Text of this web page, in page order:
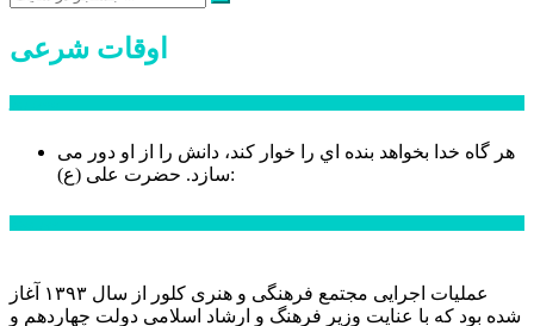
اوقات شرعی
هر گاه خدا بخواهد بنده اي را خوار كند، دانش را از او دور می
سازد.حضرت علی (ع):
عملیات اجرایی مجتمع فرهنگی و هنری کلور از سال ۱۳۹۳ آغاز
شده بود که با عنایت وزیر فرهنگ و ارشاد اسلامی دولت چهاردهم و